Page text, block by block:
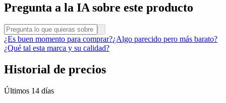
Pregunta a la IA sobre este producto
¿Es buen momento para comprar?¿Algo parecido pero más barato?
¿Qué tal esta marca y su calidad?
Historial de precios
Últimos 14 días